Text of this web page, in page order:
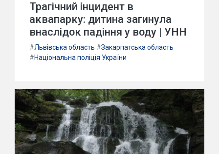
Трагічний інцидент в
аквапарку: дитина загинула
внаслідок падіння у воду | УНН
#Львівська область #Закарпатська область
#Національна поліція України